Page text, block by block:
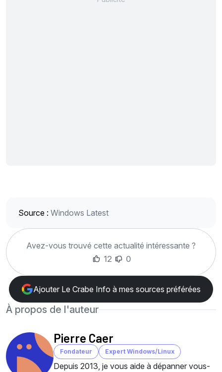
Source : Windows Latest
Avez-vous trouvé cette actualité intéressante ?
12
0
Ajouter Le Crabe Info à mes sources préférées
À propos de l'auteur
Pierre Caer
Fondateur Expert Windows/Linux
Depuis 2013, je vous aide à dépanner vous-